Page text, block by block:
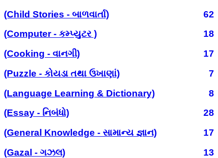
(Child Stories - બાળવાર્તા)
62
(Computer - કમ્પ્યુટર )
18
(Cooking - વાનગી)
17
(Puzzle - કોયડા તથા ઉખાણાં)
7
(Language Learning & Dictionary)
8
(Essay - નિબંધો)
28
(General Knowledge - સામાન્ય જ્ઞાન)
17
(Gazal - ગઝલ)
13